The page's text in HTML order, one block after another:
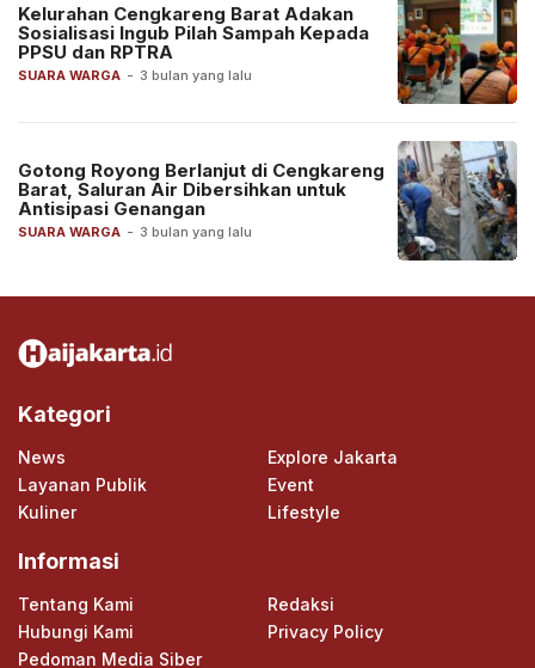
SUARA WARGA - 3 bulan yang lalu
Kelurahan Cengkareng Barat Adakan
Sosialisasi Ingub Pilah Sampah Kepada
PPSU dan RPTRA
SUARA WARGA - 3 bulan yang lalu
Gotong Royong Berlanjut di Cengkareng
Barat, Saluran Air Dibersihkan untuk
Antisipasi Genangan
Kategori
News
Explore Jakarta
Layanan Publik
Event
Kuliner
Lifestyle
Informasi
Tentang Kami
Redaksi
Hubungi Kami
Privacy Policy
Pedoman Media Siber